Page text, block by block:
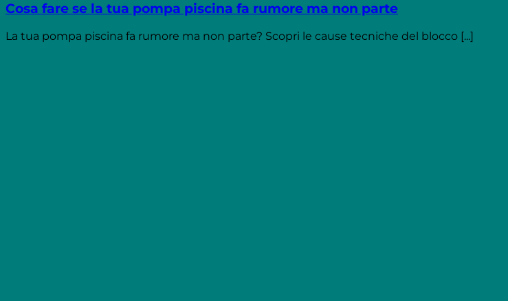
Cosa fare se la tua pompa piscina fa rumore ma non parte
La tua pompa piscina fa rumore ma non parte? Scopri le cause tecniche del blocco [...]